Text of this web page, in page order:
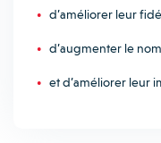
d’améliorer leur
d’augmenter le
et d’améliorer leur